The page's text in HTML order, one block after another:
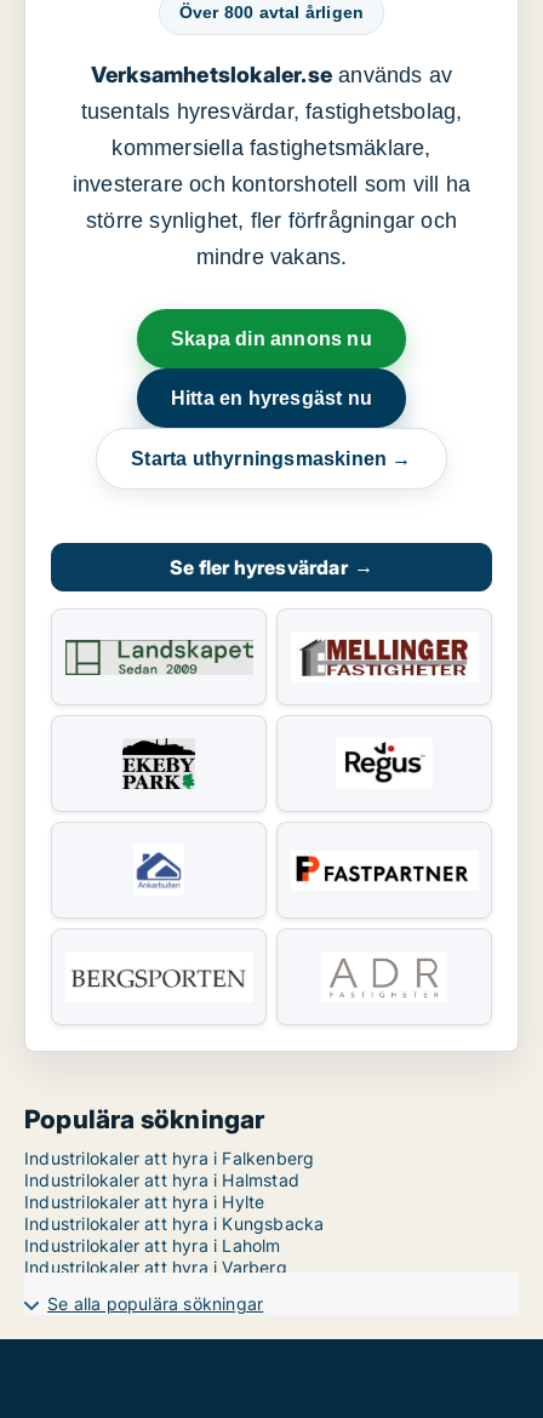
Över 800 avtal årligen
Verksamhetslokaler.se används av
tusentals hyresvärdar, fastighetsbolag,
kommersiella fastighetsmäklare,
investerare och kontorshotell som vill ha
större synlighet, fler förfrågningar och
mindre vakans.
Skapa din annons nu
Hitta en hyresgäst nu
Starta uthyrningsmaskinen →
Se fler hyresvärdar →
Populära sökningar
Industrilokaler att hyra i Falkenberg
Industrilokaler att hyra i Halmstad
Industrilokaler att hyra i Hylte
Industrilokaler att hyra i Kungsbacka
Industrilokaler att hyra i Laholm
Industrilokaler att hyra i Varberg
Se alla populära sökningar